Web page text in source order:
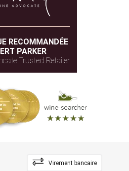
RECOMMANDÉE
PARKER
Trusted Retailer
Virement bancaire